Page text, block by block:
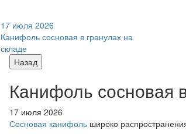
17 июля 2026
Канифоль сосновая в гранулах на
складе
Назад
Канифоль сосновая
17 июля 2026
Сосновая канифоль широко